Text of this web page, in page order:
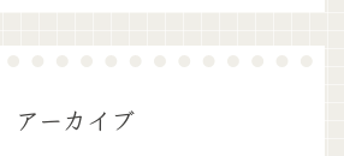
アーカイブ